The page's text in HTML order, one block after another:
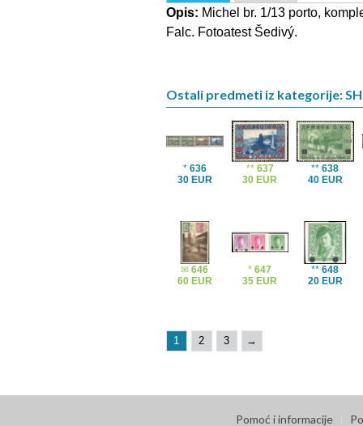
Opis: Michel br. 1/13 porto,
Falc. Fotoatest Šedivý.
Ostali predmeti iz kategorije:
* 636
30 EUR
** 637
30 EUR
**638
40 EUR
✉646
60 EUR
*647
35 EUR
**648
20 EUR
1 2 3 →
Pomoć i informacije